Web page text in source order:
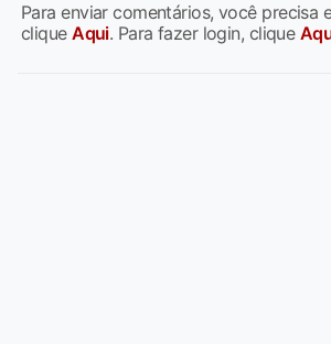
Para enviar comentários, você precisa
cliqueAqui. Para fazer login, clique